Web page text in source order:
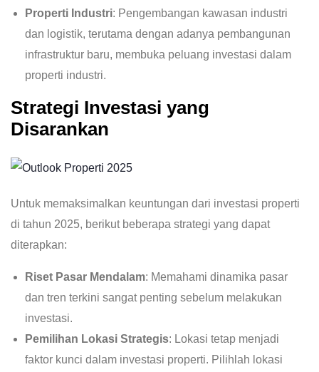
Properti Industri: Pengembangan kawasan industri
dan logistik, terutama dengan adanya pembangunan
infrastruktur baru, membuka peluang investasi dalam
properti industri.
Strategi Investasi yang
Disarankan
Untuk memaksimalkan keuntungan dari investasi properti
di tahun 2025, berikut beberapa strategi yang dapat
diterapkan:
Riset Pasar Mendalam: Memahami dinamika pasar
dan tren terkini sangat penting sebelum melakukan
investasi.
Pemilihan Lokasi Strategis: Lokasi tetap menjadi
faktor kunci dalam investasi properti. Pilihlah lokasi